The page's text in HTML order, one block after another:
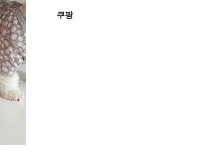
쿠팡